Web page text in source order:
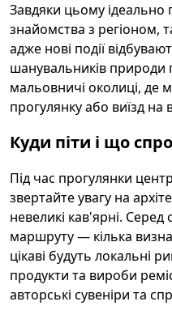
Завдяки цьому ідеально
знайомства з регіоном,
адже нові події
шанувальників природи
мальовничі околиці, де
прогулянку або виїзд на
Куди піти і що
Під час прогулянки
звертайте увагу на
невеликі кав'ярні. Серед
маршруту — кілька
цікаві будуть локальні
продукти та вироби
авторські сувеніри та